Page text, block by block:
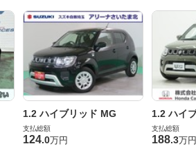
1.2 ハイブリッド MG
支払総額
124.0万円
1.2 ハイ
支払総額
188.3万円